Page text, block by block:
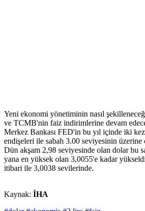
Yeni ekonomi yönetiminin nasıl
ve TCMB'nin faiz indirimlerine devam
Merkez Bankası FED'in bu yıl içinde iki kez
endişeleri ile sabah 3.00 seviyesinin üzerine
Dün akşam 2,98 seviyesinde olan dolar bu
yana en yüksek olan 3,0055'e kadar
itibari ile 3,0038 sevilerinde.
Kaynak: İHA